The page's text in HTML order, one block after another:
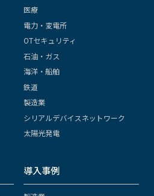
医療
電力・変電所
OTセキュリティ
石油・ガス
海洋・船舶
鉄道
製造業
シリアルデバイスネットワーク
太陽光発電
導入事例